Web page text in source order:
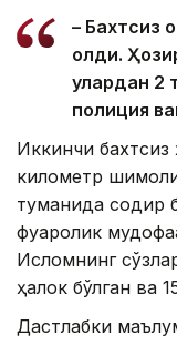
– Бахтсиз
олди.
улардан 2
полиция
Иккинчи
километр
туманида содир
фуқаролик
Исломнинг
ҳалок бўлган ва
Дастлабки